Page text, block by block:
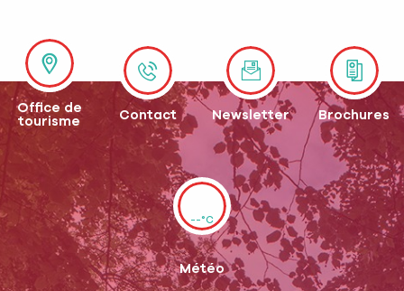
Office de
tourisme
Contact Newsletter Brochures
--°C
Météo